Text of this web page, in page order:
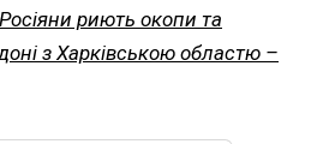
Росіяни риють окопи та
з Харківською областю –